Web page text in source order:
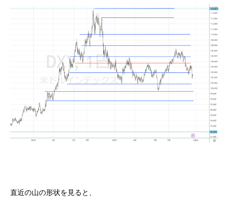
直近の山の形状を見ると、